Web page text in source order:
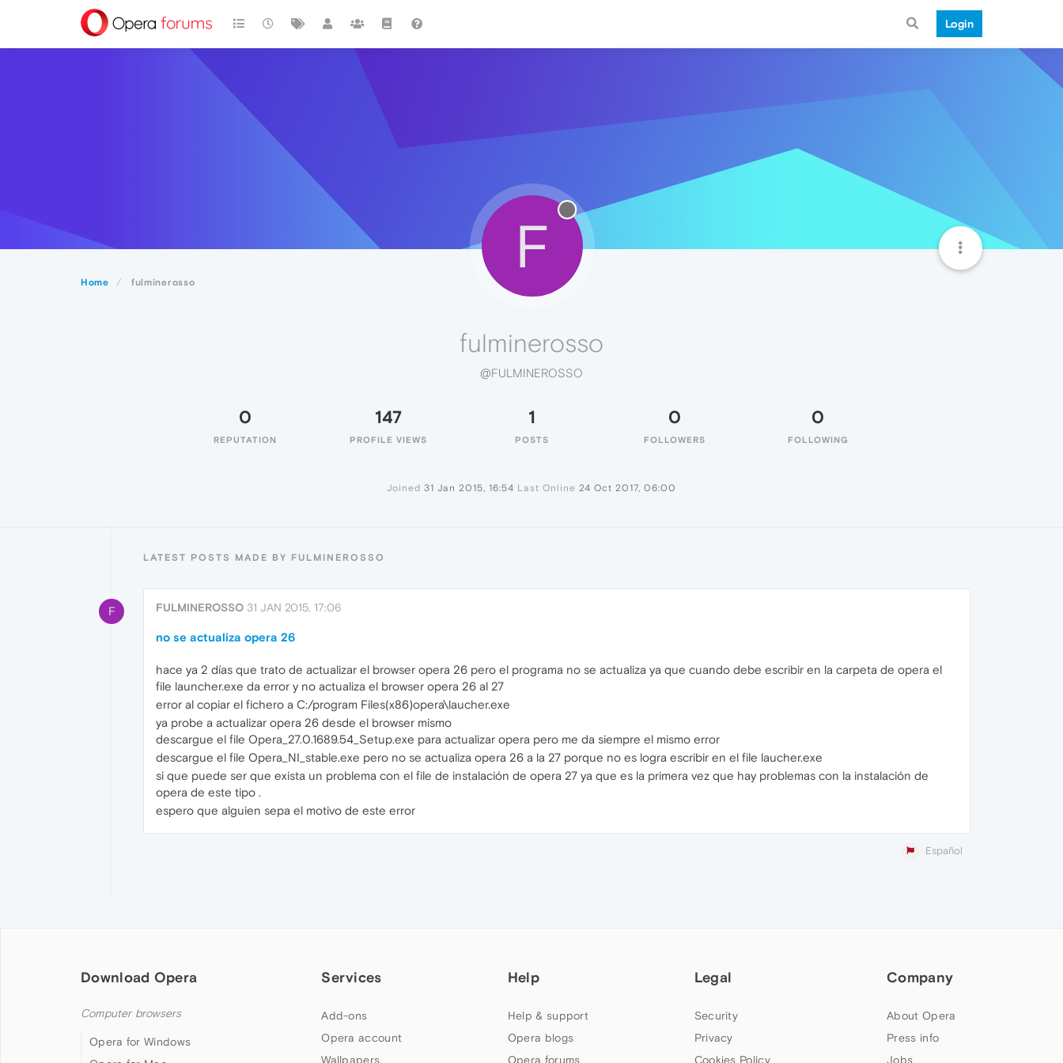
Login
Home fulminerosso
F
fulminerosso
@FULMINEROSSO
0
REPUTATION
147
PROFILE VIEWS
1
POSTS
0
FOLLOWERS
0
FOLLOWING
Joined 31 Jan 2015, 16:54 Last Online 24 Oct 2017, 06:00
LATEST POSTS MADE BY FULMINEROSSO
F FULMINEROSSO 31 JAN 2015, 17:06
no se actualiza opera 26
hace ya 2 días que trato de actualizar el browser opera 26 pero el programa no se actualiza ya que cuando debe escribir en la carpeta de opera el
file launcher.exe da error y no actualiza el browser opera 26 al 27
error al copiar el fichero a C:/program Files(x86)opera\laucher.exe
ya probe a actualizar opera 26 desde el browser mismo
descargue el file Opera_27.0.1689.54_Setup.exe para actualizar opera pero me da siempre el mismo error
descargue el file Opera_NI_stable.exe pero no se actualiza opera 26 a la 27 porque no es logra escribir en el file laucher.exe
si que puede ser que exista un problema con el file de instalación de opera 27 ya que es la primera vez que hay problemas con la instalación de
opera de este tipo .
espero que alguien sepa el motivo de este error
Español
Download Opera
Computer browsers
Opera for Windows
Services
Add-ons
Opera account
Wallpapers
Help
Help & support
Opera blogs
Opera forums
Legal
Security
Privacy
Cookies Policy
Company
About Opera
Press info
Jobs